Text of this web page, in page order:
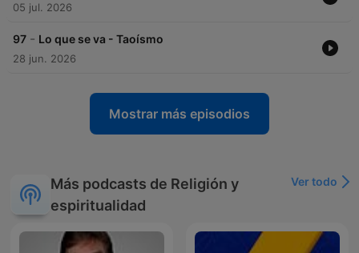
05 jul. 2026
97 - Lo que se va - Taoísmo
28 jun. 2026
Mostrar más episodios
Más podcasts de Religión y
espiritualidad
Ver todo